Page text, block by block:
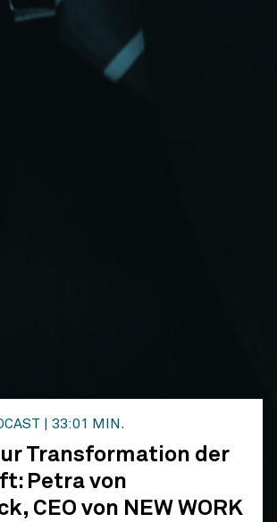
33:01 MIN.
Transformation der
Petra von
CEO von NEW WORK